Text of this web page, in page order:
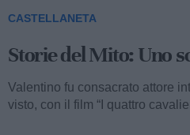
CASTELLANETA
Storie del Mito: Uno
Valentino fu consacrato attore
visto, con il film “I quattro